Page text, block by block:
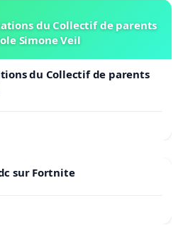
du Collectif de parents
Simone Veil
du Collectif de parents
sur Fortnite